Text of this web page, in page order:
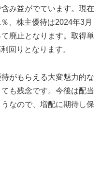
み益がでています。現在
、株主優待は2024年3月
廃止となります。取得単
回りとなります。
がもらえる大変魅力的な
も残念です。今後は配当
なので、増配に期待し保